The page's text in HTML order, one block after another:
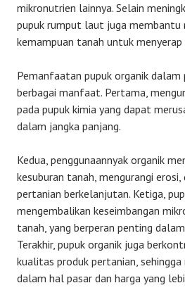
mikronutrien lainnya. Selain
pupuk rumput laut juga membantu
kemampuan tanah untuk menyerap
Pemanfaatan pupuk organik
berbagai manfaat. Pertama,
pada pupuk kimia yang dapat
dalam jangka panjang.
Kedua, penggunaannyak organik
kesuburan tanah, mengurangi
pertanian berkelanjutan. Ketiga,
mengembalikan keseimbangan
tanah, yang berperan penting
Terakhir, pupuk organik juga
kualitas produk pertanian,
dalam hal pasar dan harga yang